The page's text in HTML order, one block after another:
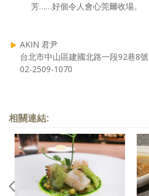
芳……好個令人會心莞爾收場。
AKIN 君尹
台北市中山區建國北路一段92巷8號
02-2509-1070
相關連結: